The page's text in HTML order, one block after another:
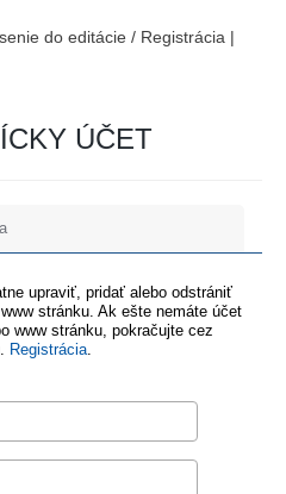
do editácie / Registrácia |
ÚČET
upraviť, pridať alebo odstrániť
stránku. Ak ešte nemáte účet
www stránku, pokračujte cez
Registrácia.